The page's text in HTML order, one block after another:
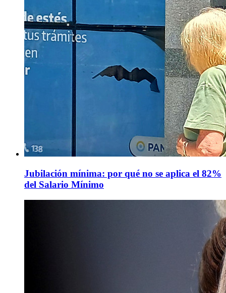
Jubilación mínima: por qué no se aplica el 82%
del Salario Mínimo